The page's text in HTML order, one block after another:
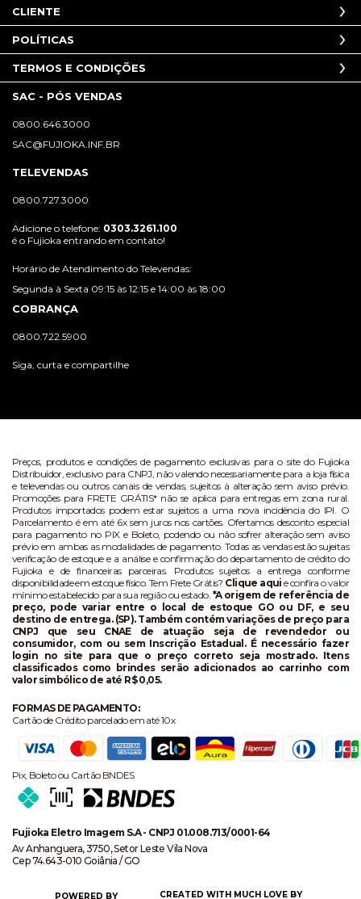
CLIENTE
POLÍTICAS
TERMOS E CONDIÇÕES
SAC - PÓS VENDAS
0800.646.3000
SAC@FUJIOKA.INF.BR
TELEVENDAS
0800.727.3000
Adicione o telefone: 0303.3261.100
é o Fujioka entrando em contato!
Horário de Atendimento do Televendas:
Segunda à Sexta 09:15 às 12:15 e 14:00 às 18:00
COBRANÇA
0800.722.5900
Siga, curta e compartilhe
Preços, produtos e condições de pagamento exclusivas para o site do Fujioka
Distribuidor, exclusivo para CNPJ, não valendo necessariamente para a loja física
e televendas ou outros canais de vendas, sujeitos à alteração sem aviso prévio.
Promoções para FRETE GRÁTIS* não se aplica para entregas em zona rural.
Produtos importados podem estar sujeitos a uma nova incidência do IPI. O
Parcelamento é em até 6x sem juros nos cartões. Ofertamos desconto especial
para pagamento no PIX e Boleto, podendo ou não sofrer alteração sem aviso
prévio em ambas as modalidades de pagamento. Todas as vendas estão sujeitas
verificação de estoque e a análise e confirmação do departamento de crédito do
Fujioka e de financeiras parceiras. Produtos sujeitos a entrega conforme
disponibilidade em estoque físico. Tem Frete Grátis? Clique aqui e confira o valor
mínimo estabelecido para sua região ou estado. *A origem de referência de
preço, pode variar entre o local de estoque GO ou DF, e seu
destino de entrega. (SP). Também contém variações de preço para
CNPJ que seu CNAE de atuação seja de revendedor ou
consumidor, com ou sem Inscrição Estadual. É necessário fazer
login no site para que o preço correto seja mostrado. Itens
classificados como brindes serão adicionados ao carrinho com
valor simbólico de até R$ 0,05.
FORMAS DE PAGAMENTO:
Cartão de Crédito parcelado em até 10x
Pix, Boleto ou Cartão BNDES
Fujioka Eletro Imagem S.A - CNPJ 01.008.713/0001-64
Av Anhanguera, 3750, Setor Leste Vila Nova
Cep 74.643-010 Goiânia / GO
POWERED BY CREATED WITH MUCH LOVE BY